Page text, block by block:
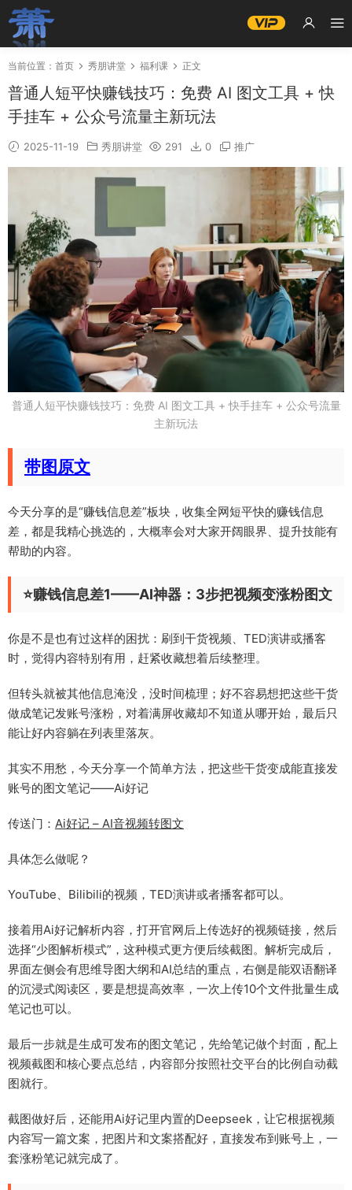
当前位置： 首页 秀朋讲堂 福利课 正文
普通人短平快赚钱技巧：免费 AI 图文工具 + 快
手挂车 + 公众号流量主新玩法
2025-11-19 秀朋讲堂 291 0 推广
普通人短平快赚钱技巧：免费 AI 图文工具 + 快手挂车 + 公众号流量
主新玩法
带图原文
今天分享的是“赚钱信息差”板块，收集全网短平快的赚钱信息
差，都是我精心挑选的，大概率会对大家开阔眼界、提升技能有
帮助的内容。
⭐️赚钱信息差1——AI神器：3步把视频变涨粉图文
你是不是也有过这样的困扰：刷到干货视频、TED演讲或播客
时，觉得内容特别有用，赶紧收藏想着后续整理。
但转头就被其他信息淹没，没时间梳理；好不容易想把这些干货
做成笔记发账号涨粉，对着满屏收藏却不知道从哪开始，最后只
能让好内容躺在列表里落灰。
其实不用愁，今天分享一个简单方法，把这些干货变成能直接发
账号的图文笔记——Ai好记
传送门： Ai好记 – AI音视频转图文
具体怎么做呢？
YouTube、Bilibili的视频，TED演讲或者播客都可以。
接着用Ai好记解析内容，打开官网后上传选好的视频链接，然后
选择“少图解析模式”，这种模式更方便后续截图。解析完成后，
界面左侧会有思维导图大纲和AI总结的重点，右侧是能双语翻译
的沉浸式阅读区，要是想提高效率，一次上传10个文件批量生成
笔记也可以。
最后一步就是生成可发布的图文笔记，先给笔记做个封面，配上
视频截图和核心要点总结，内容部分按照社交平台的比例自动截
图就行。
截图做好后，还能用Ai好记里内置的Deepseek，让它根据视频
内容写一篇文案，把图片和文案搭配好，直接发布到账号上，一
套涨粉笔记就完成了。